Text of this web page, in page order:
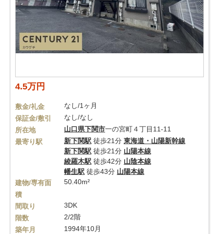
4.5万円
敷金/礼金
なし/1ヶ月
保証金/敷引
なし/なし
所在地
山口県下関市一の宮町４丁目11-11
最寄り駅
新下関駅 徒歩21分 東海道・山陽新幹線
新下関駅 徒歩21分 山陽本線
綾羅木駅 徒歩42分 山陰本線
幡生駅 徒歩43分 山陽本線
建物/専有面
積
50.40m²
間取り
3DK
階数
2/2階
築年月
1994年10月